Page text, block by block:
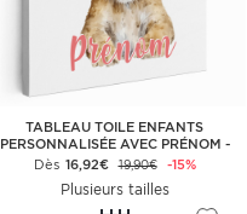
TABLEAU TOILE ENFANTS
PERSONNALISÉE AVEC PRÉNOM -
LIONCEAU
Dès 16,92€ 19,90€ -15%
Plusieurs tailles